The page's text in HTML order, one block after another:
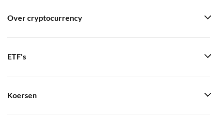
Over cryptocurrency
ETF's
Koersen